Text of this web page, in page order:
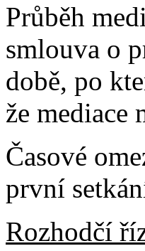
Průběh
smlouva o
době, po
že mediace
Časové
první
Rozhodčí